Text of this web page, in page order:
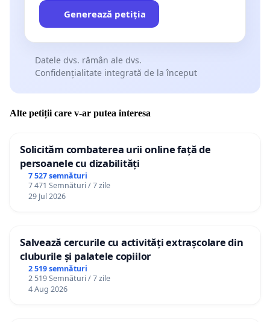
Generează petiția
Datele dvs. rămân ale dvs.
Confidențialitate integrată de la început
Alte petiții care v-ar putea interesa
Solicităm combaterea urii online față de
persoanele cu dizabilități
7 527 semnături
7 471 Semnături / 7 zile
29 Jul 2026
Salvează cercurile cu activități extrașcolare din
cluburile și palatele copiilor
2 519 semnături
2 519 Semnături / 7 zile
4 Aug 2026